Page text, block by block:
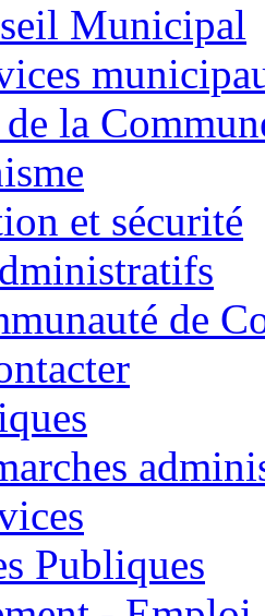
Municipal
la
et sécurité
de
Publiques